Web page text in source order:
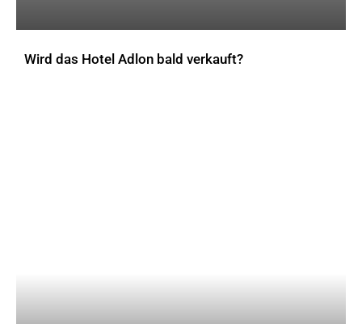
Wird das Hotel Adlon bald verkauft?